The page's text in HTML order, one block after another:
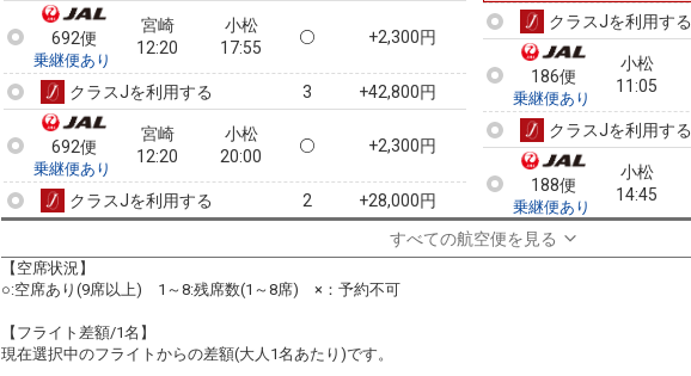
692便
乗継便あり
宮崎
12:20
小松
17:55
+2,300円
クラスJを利用する 3 +42,800円
692便
乗継便あり
宮崎
12:20
小松
20:00
+2,300円
クラスJを利用する 2 +28,000円
694便
乗継便あり
5 +2,300円
694便
宮崎
小松
3 +2,300円
クラスJを利用する
186便
乗継便あり
小松
11:05
クラスJを利用する
188便
乗継便あり
小松
14:45
クラスJを利用する
すべての航空便を見る
【空席状況】
○:空席あり(9席以上) 1～8:残席数(1～8席) ×：予約不可
【フライト差額/1名】
現在選択中のフライトからの差額(大人1名あたり)です。